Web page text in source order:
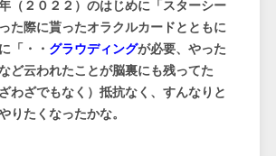
（２０２２）のはじめに「スターシー
た際に貰ったオラクルカードとともに
「・・ グラウディングが必要、やった
ど云われたことが脳裏にも残ってた
わざでもなく）抵抗なく、すんなりと
りたくなったかな。